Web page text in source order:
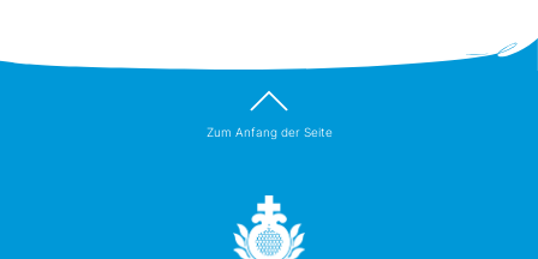
Zum Anfang der Seite